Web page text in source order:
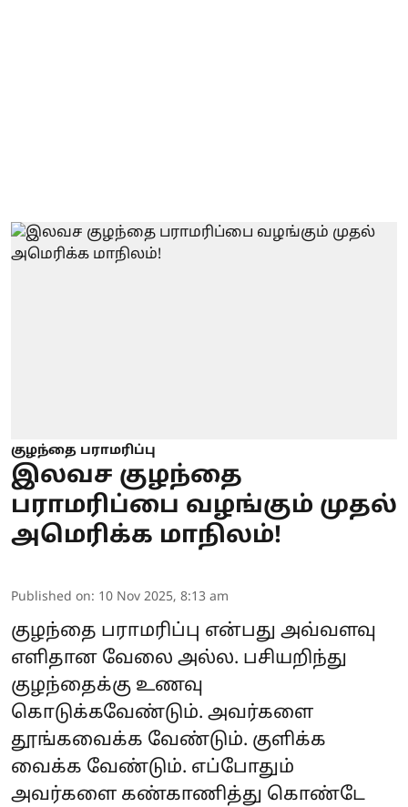
குழந்தை பராமரிப்பு
இலவச குழந்தை
பராமரிப்பை வழங்கும் முதல்
அமெரிக்க மாநிலம்!
Published on: 10 Nov 2025, 8:13 am
குழந்தை பராமரிப்பு என்பது அவ்வளவு
எளிதான வேலை அல்ல. பசியறிந்து
குழந்தைக்கு உணவு
கொடுக்கவேண்டும். அவர்களை
தூங்கவைக்க வேண்டும். குளிக்க
வைக்க வேண்டும். எப்போதும்
அவர்களை கண்காணித்து கொண்டே